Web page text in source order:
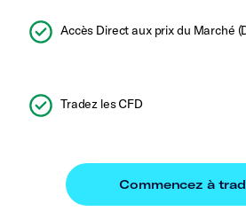
Accès Direct aux prix du Marché
Tradez les CFD